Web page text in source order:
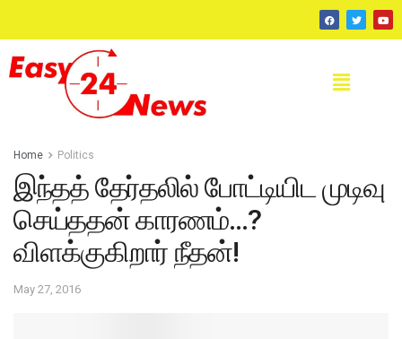
Home Politics
இந்தத் தேர்தலில் போட்டியிட முடிவு
செய்ததன் காரணம்…?
விளக்குகிறார் நீதன்!
May 27, 2016